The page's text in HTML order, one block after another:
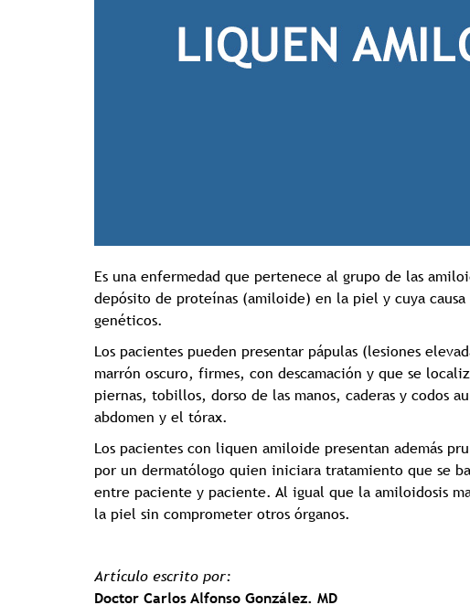
Es una enfermedad que pertenece al grupo de las
depósito de proteínas (amiloide) en la piel y cuya
genéticos.
Los pacientes pueden presentar pápulas (lesiones
marrón oscuro, firmes, con descamación y que se
piernas, tobillos, dorso de las manos, caderas y codos
abdomen y el tórax.
Los pacientes con liquen amiloide presentan además
por un dermatólogo quien iniciara tratamiento que se
entre paciente y paciente. Al igual que la amiloidosis
la piel sin comprometer otros órganos.
Artículo escrito por:
Doctor Carlos Alfonso González. MD